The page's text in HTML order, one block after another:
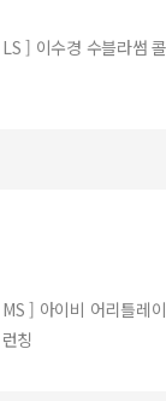
] 이수경 수블라썸
] 아이비 어리틀레
칭